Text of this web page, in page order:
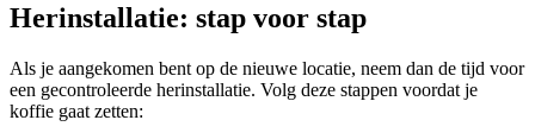
Herinstallatie: stap voor stap
Als je aangekomen bent op de nieuwe locatie, neem dan de tijd voor
een gecontroleerde herinstallatie. Volg deze stappen voordat je
koffie gaat zetten: